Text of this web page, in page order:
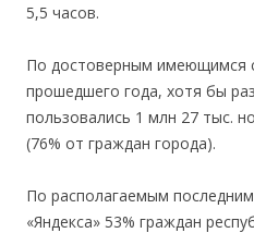
5,5 часов.
По достоверным имеющимся
прошедшего года, хотя бы
пользовались 1 млн 27 тыс.
(76% от граждан города).
По располагаемым
«Яндекса» 53% граждан